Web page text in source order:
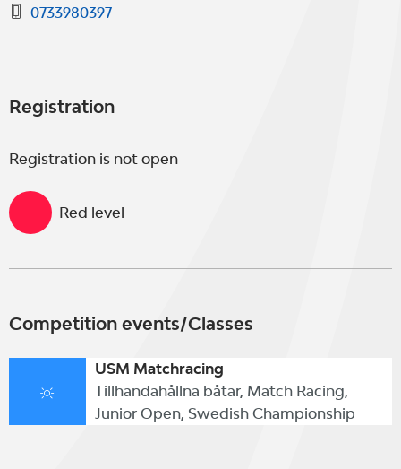
0733980397
Registration
Registration is not open
Red level
Competition events/Classes
USM Matchracing
Tillhandahållna båtar, Match Racing,
Junior Open, Swedish Championship